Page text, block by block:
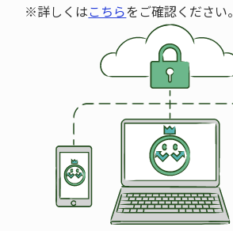
※詳しくはこちらをご確認ください。